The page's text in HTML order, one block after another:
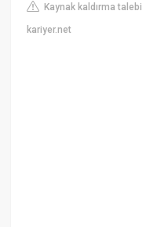
Kaynak kaldırma talebi
kariyer.net